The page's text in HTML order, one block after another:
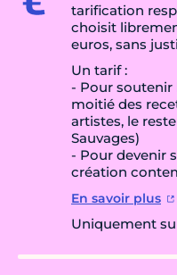
tarification
choisit
euros, sans
Un tarif :
- Pour soutenir
moitié des
artistes, le
Sauvages)
- Pour devenir
création
En savoir plus
Uniquement